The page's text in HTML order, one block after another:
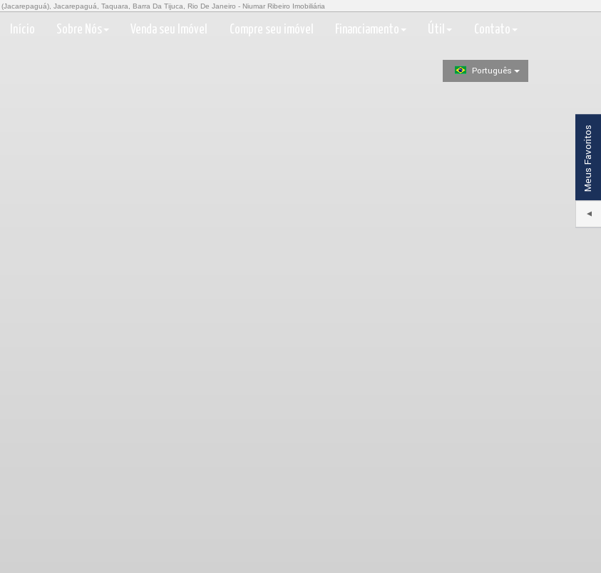
Jacarepaguá, Taquara, Barra Da Tijuca, Rio De Janeiro - Niumar Ribeiro Imobiliária
Início Sobre Nós Venda seu Imóvel Compre seu imóvel Financiamento Útil Contato
Português
Meus Favoritos